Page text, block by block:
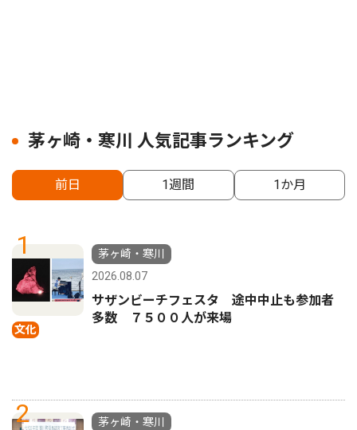
茅ヶ崎・寒川 人気記事ランキング
前日 1週間 1か月
1
文化
茅ヶ崎・寒川
2026.08.07
サザンビーチフェスタ 途中中止も参加者
多数 ７５００人が来場
2
茅ヶ崎・寒川